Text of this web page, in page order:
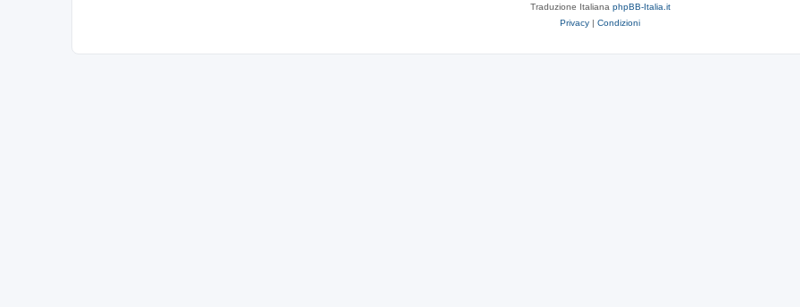
Traduzione Italiana phpBB-Italia.it
Privacy | Condizioni